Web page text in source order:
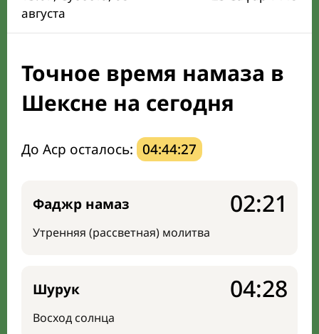
Время Сухура и Ифтара на сегодня
Календарь рамадана
Направление киблы
августа
Точное время намаза в
Шексне на сегодня
До Аср осталось: 04:44:26
Фаджр намаз
Утренняя (рассветная) молитва
02:21
Шурук
Восход солнца
04:28